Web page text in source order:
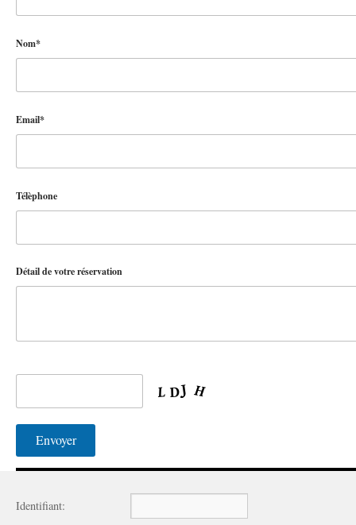
Nom*
Email*
Télèphone
Détail de votre réservation
Identifiant: